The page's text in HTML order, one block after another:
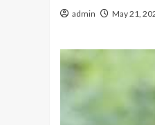
admin May 21,